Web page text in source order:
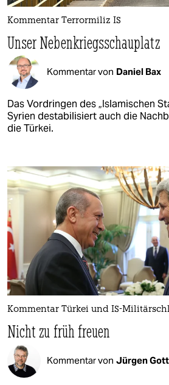
Kommentar Terrormiliz IS
Unser Nebenkriegsschauplatz
Kommentar von Daniel Bax
Das Vordringen des „Islamischen
Syrien destabilisiert auch die
die Türkei.
Kommentar Türkei und IS-
Nicht zu früh freuen
Kommentar von Jürgen